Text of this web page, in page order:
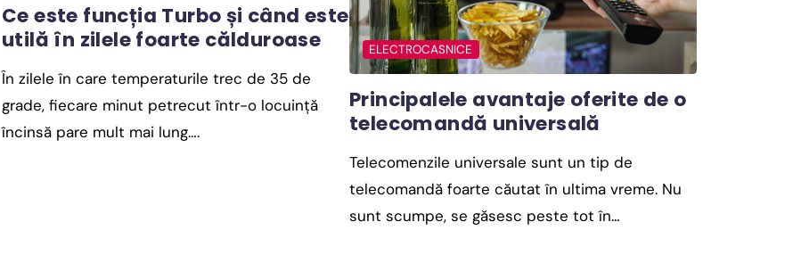
Ce este funcția Turbo și când este
utilă în zilele foarte călduroase
În zilele în care temperaturile trec de 35 de
grade, fiecare minut petrecut într-o locuință
încinsă pare mult mai lung….
ELECTROCASNICE
Principalele avantaje oferite de o
telecomandă universală
Telecomenzile universale sunt un tip de
telecomandă foarte căutat în ultima vreme. Nu
sunt scumpe, se găsesc peste tot în…